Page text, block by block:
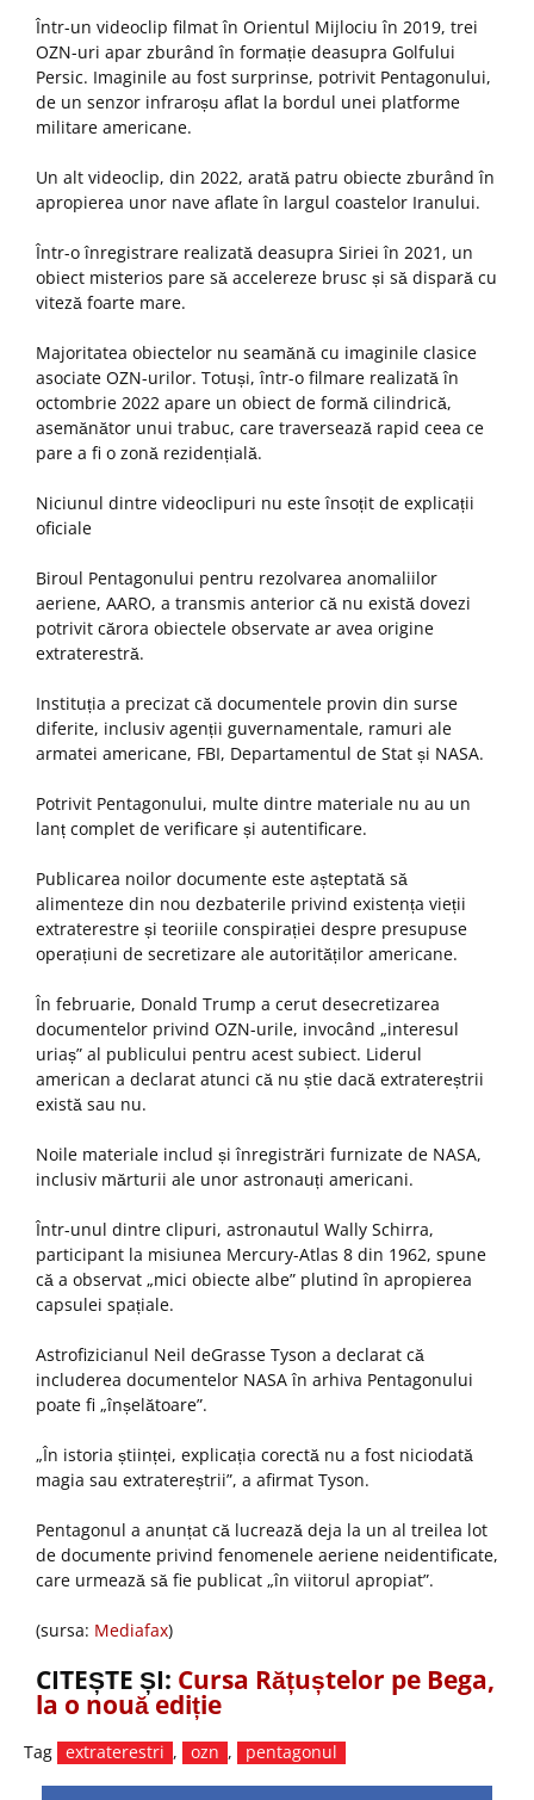
Într-un videoclip filmat în Orientul Mijlociu în 2019, trei
OZN-uri apar zburând în formație deasupra Golfului
Persic. Imaginile au fost surprinse, potrivit Pentagonului,
de un senzor infraroșu aflat la bordul unei platforme
militare americane.
Un alt videoclip, din 2022, arată patru obiecte zburând în
apropierea unor nave aflate în largul coastelor Iranului.
Într-o înregistrare realizată deasupra Siriei în 2021, un
obiect misterios pare să accelereze brusc și să dispară cu
viteză foarte mare.
Majoritatea obiectelor nu seamănă cu imaginile clasice
asociate OZN-urilor. Totuși, într-o filmare realizată în
octombrie 2022 apare un obiect de formă cilindrică,
asemănător unui trabuc, care traversează rapid ceea ce
pare a fi o zonă rezidențială.
Niciunul dintre videoclipuri nu este însoțit de explicații
oficiale
Biroul Pentagonului pentru rezolvarea anomaliilor
aeriene, AARO, a transmis anterior că nu există dovezi
potrivit cărora obiectele observate ar avea origine
extraterestră.
Instituția a precizat că documentele provin din surse
diferite, inclusiv agenții guvernamentale, ramuri ale
armatei americane, FBI, Departamentul de Stat și NASA.
Potrivit Pentagonului, multe dintre materiale nu au un
lanț complet de verificare și autentificare.
Publicarea noilor documente este așteptată să
alimenteze din nou dezbaterile privind existența vieții
extraterestre și teoriile conspirației despre presupuse
operațiuni de secretizare ale autorităților americane.
În februarie, Donald Trump a cerut desecretizarea
documentelor privind OZN-urile, invocând „interesul
uriaș” al publicului pentru acest subiect. Liderul
american a declarat atunci că nu știe dacă extratereștrii
există sau nu.
Noile materiale includ și înregistrări furnizate de NASA,
inclusiv mărturii ale unor astronauți americani.
Într-unul dintre clipuri, astronautul Wally Schirra,
participant la misiunea Mercury-Atlas 8 din 1962, spune
că a observat „mici obiecte albe” plutind în apropierea
capsulei spațiale.
Astrofizicianul Neil deGrasse Tyson a declarat că
includerea documentelor NASA în arhiva Pentagonului
poate fi „înșelătoare”.
„În istoria științei, explicația corectă nu a fost niciodată
magia sau extratereștrii”, a afirmat Tyson.
Pentagonul a anunțat că lucrează deja la un al treilea lot
de documente privind fenomenele aeriene neidentificate,
care urmează să fie publicat „în viitorul apropiat”.
(sursa: Mediafax)
CITEȘTE ȘI: Cursa Rățuștelor pe Bega,
la o nouă ediție
Tag extraterestri , ozn , pentagonul